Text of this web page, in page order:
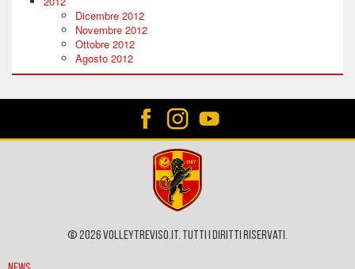
Dicembre 2012
Novembre 2012
Ottobre 2012
Agosto 2012
© 2026 VOLLEYTREVISO.IT. Tutti i diritti riservati.